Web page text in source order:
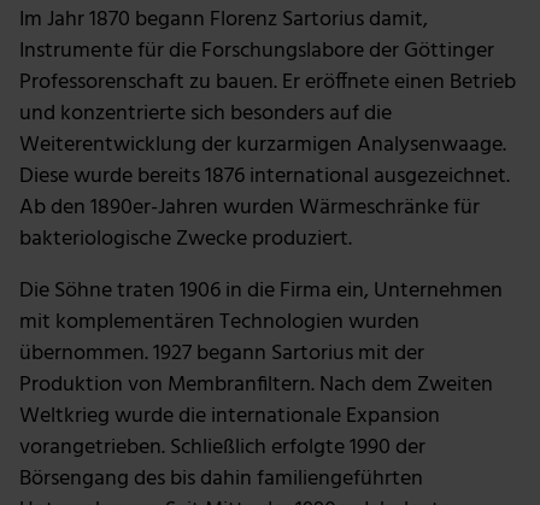
Im Jahr 1870 begann Florenz Sartorius damit,
Instrumente für die Forschungslabore der Göttinger
Professorenschaft zu bauen. Er eröffnete einen Betrieb
und konzentrierte sich besonders auf die
Weiterentwicklung der kurzarmigen Analysenwaage.
Diese wurde bereits 1876 international ausgezeichnet.
Ab den 1890er-Jahren wurden Wärmeschränke für
bakteriologische Zwecke produziert.
Die Söhne traten 1906 in die Firma ein, Unternehmen
mit komplementären Technologien wurden
übernommen. 1927 begann Sartorius mit der
Produktion von Membranfiltern. Nach dem Zweiten
Weltkrieg wurde die internationale Expansion
vorangetrieben. Schließlich erfolgte 1990 der
Börsengang des bis dahin familiengeführten